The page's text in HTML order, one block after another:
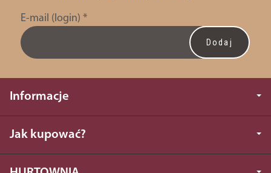
E-mail (login) *
Informacje
Jak kupować?